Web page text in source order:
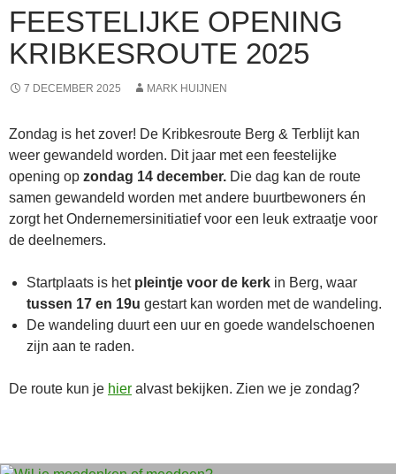
FEESTELIJKE OPENING
KRIBKESROUTE 2025
7 DECEMBER 2025 MARK HUIJNEN
Zondag is het zover! De Kribkesroute Berg & Terblijt kan
weer gewandeld worden. Dit jaar met een feestelijke
opening op zondag 14 december. Die dag kan de route
samen gewandeld worden met andere buurtbewoners én
zorgt het Ondernemersinitiatief voor een leuk extraatje voor
de deelnemers.
Startplaats is het pleintje voor de kerk in Berg, waar
tussen 17 en 19u gestart kan worden met de wandeling.
De wandeling duurt een uur en goede wandelschoenen
zijn aan te raden.
De route kun je hier alvast bekijken. Zien we je zondag?